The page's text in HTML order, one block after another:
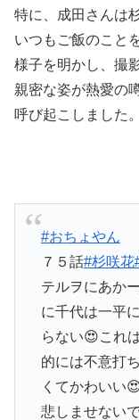
特に、成田さんは
いつもご飯のこと
様子を明かし、撮
親密な姿が熱愛の
呼び起こしました。
#おちょやん
７５話#杉咲花
テルヲにあか
に千代は一平
らない😍これ
的には不意打
くてかわいい
悲しませない